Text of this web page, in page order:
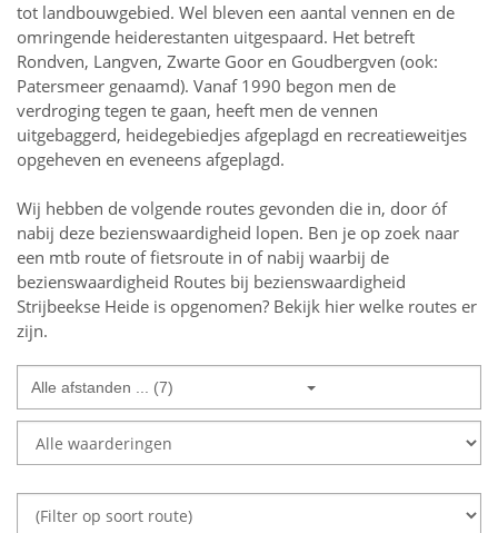
tot landbouwgebied. Wel bleven een aantal vennen en de
omringende heiderestanten uitgespaard. Het betreft
Rondven, Langven, Zwarte Goor en Goudbergven (ook:
Patersmeer genaamd). Vanaf 1990 begon men de
verdroging tegen te gaan, heeft men de vennen
uitgebaggerd, heidegebiedjes afgeplagd en recreatieweitjes
opgeheven en eveneens afgeplagd.
Wij hebben de volgende routes gevonden die in, door óf
nabij deze bezienswaardigheid lopen. Ben je op zoek naar
een mtb route of fietsroute in of nabij waarbij de
bezienswaardigheid Routes bij bezienswaardigheid
Strijbeekse Heide is opgenomen? Bekijk hier welke routes er
zijn.
Alle afstanden ... (7)